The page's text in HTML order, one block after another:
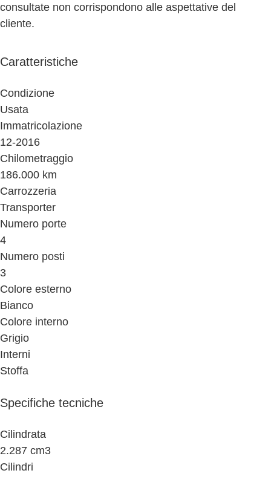
consultate non corrispondono alle aspettative del
cliente.
Caratteristiche
Condizione
Usata
Immatricolazione
12-2016
Chilometraggio
186.000 km
Carrozzeria
Transporter
Numero porte
4
Numero posti
3
Colore esterno
Bianco
Colore interno
Grigio
Interni
Stoffa
Specifiche tecniche
Cilindrata
2.287 cm3
Cilindri